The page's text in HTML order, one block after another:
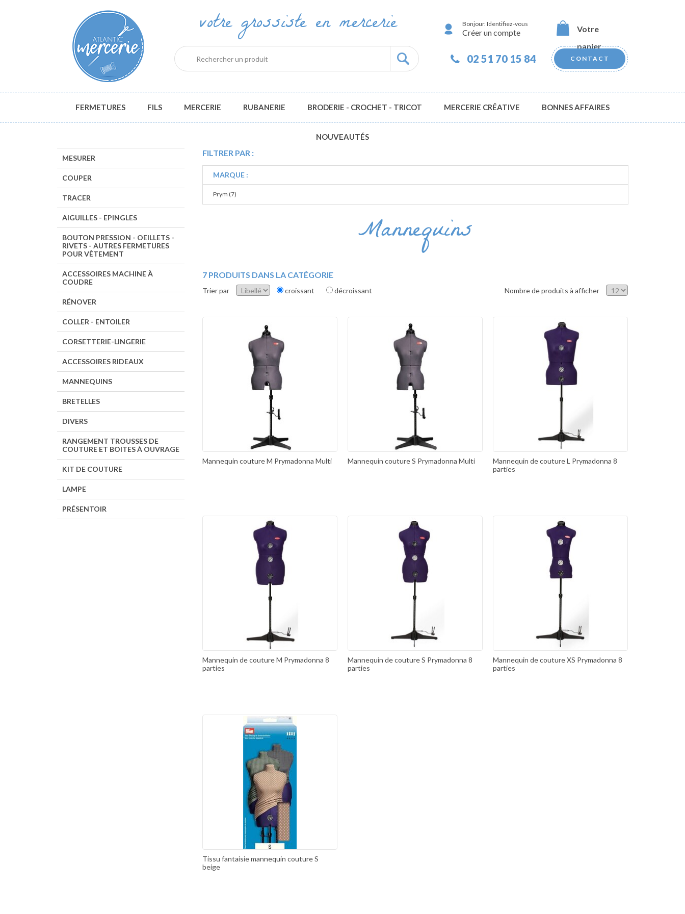
votre grossiste en mercerie
Votre
panier
Bonjour. Identifiez-vous
Créer un compte
02 51 70 15 84 CONTACT
FERMETURES FILS MERCERIE RUBANERIE BRODERIE - CROCHET - TRICOT MERCERIE CRÉATIVE BONNES AFFAIRES
NOUVEAUTÉS
FILTRER PAR :
MARQUE :
Prym (7)
Mannequins
7 PRODUITS DANS LA CATÉGORIE
Trier par croissant décroissant Nombre de produits à afficher
Mannequin couture M Prymadonna Multi Mannequin couture S Prymadonna Multi
Mannequin de couture L Prymadonna 8
parties
Mannequin de couture M Prymadonna 8
parties
Mannequin de couture S Prymadonna 8
parties
Mannequin de couture XS Prymadonna 8
parties
Tissu fantaisie mannequin couture S
beige
MESURER
COUPER
TRACER
AIGUILLES - EPINGLES
BOUTON PRESSION - OEILLETS -
RIVETS - AUTRES FERMETURES
POUR VÊTEMENT
ACCESSOIRES MACHINE À
COUDRE
RÉNOVER
COLLER - ENTOILER
CORSETTERIE-LINGERIE
ACCESSOIRES RIDEAUX
MANNEQUINS
BRETELLES
DIVERS
RANGEMENT TROUSSES DE
COUTURE ET BOITES À OUVRAGE
KIT DE COUTURE
LAMPE
PRÉSENTOIR